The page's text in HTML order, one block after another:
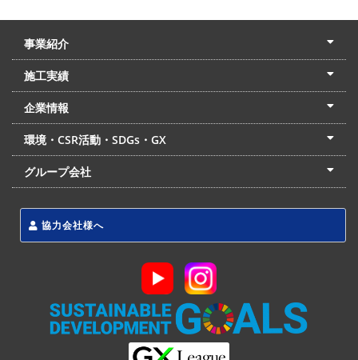
事業紹介
土木本部
建築本部
PPP・PFI
リフォーム・リノベーション
中村建設の家
施工実績
土木部門
建築部門
リフォーム部門
住宅部門
名古屋支店
東京支店
企業情報
会社概要
経営理念
沿革
リクルート
最新情報
お問合せ
環境・CSR活動・SDGs・GX
LSS流動化処理工法
CSR・SDGs・GX
発電事業
次世代ZEBオフィス
グループ会社
協力会社様へ